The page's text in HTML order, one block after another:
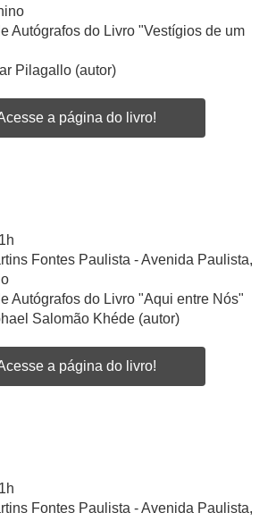
Autógrafos do Livro "Vestígios de um
Pilagallo (autor)
a página do livro!
Fontes Paulista - Avenida Paulista,
Autógrafos do Livro "Aqui entre Nós"
Salomão Khéde (autor)
a página do livro!
Fontes Paulista - Avenida Paulista,